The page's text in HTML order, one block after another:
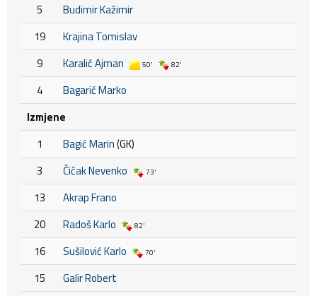
5
Budimir Kažimir
19
Krajina Tomislav
9
Karalić Ajman 50' 82'
4
Bagarić Marko
Izmjene
1
Bagić Marin(GK)
3
Čičak Nevenko 73'
13
Akrap Frano
20
Radoš Karlo 82'
16 Sušilović Karlo 70'
15
Galir Robert